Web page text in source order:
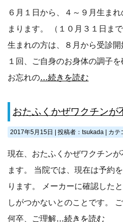
６月１日から、４～９月生ま
まります。 （１０月３１日ま
生まれの方は、８月から受診
１回、ご自身のお身体の調子
お忘れの…続きを読む
おたふくかぜワクチンが
2017年5月15日 投稿者：tsukada カテ
現在、おたふくかぜワクチン
ます。 当院では、現在は予約
ります。 メーカーに確認した
しがつかないとのことです。
何卒、ご理解…続きを読む